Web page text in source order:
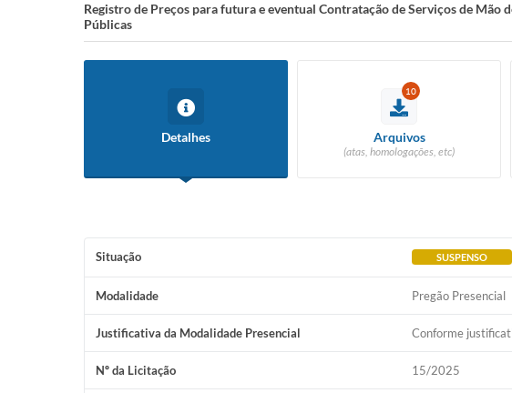
Registro de Preços para futura e eventual Contratação de Serviços de
Públicas
Detalhes
10
Arquivos
(atas, homologações, etc)
Situação SUSPENSO
Modalidade Pregão Presencial
Justificativa da Modalidade Presencial Conforme
Nº da Licitação 15/2025